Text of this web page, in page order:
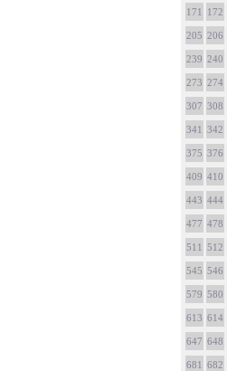
171 172
205 206
239 240
273 274
307 308
341 342
375 376
409 410
443 444
477 478
511 512
545 546
579 580
613 614
647 648
681 682